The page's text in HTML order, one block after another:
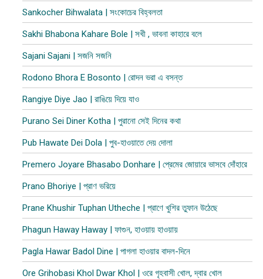
Sankocher Bihwalata | সংকোচের বিহ্বলতা
Sakhi Bhabona Kahare Bole | সখী , ভাবনা কাহারে বলে
Sajani Sajani | সজনি সজনি
Rodono Bhora E Bosonto | রোদন ভরা এ বসন্ত
Rangiye Diye Jao | রাঙিয়ে দিয়ে যাও
Purano Sei Diner Kotha | পুরানো সেই দিনের কথা
Pub Hawate Dei Dola | পুব​-হাওয়াতে দেয় দোলা
Premero Joyare Bhasabo Donhare | প্রেমের জোয়ারে ভাসবে দোঁহারে
Prano Bhoriye | প্রাণ ভরিয়ে
Prane Khushir Tuphan Utheche | প্রাণে খুশির তুফান উঠেছে
Phagun Haway Haway | ফাগুন, হাওয়ায় হাওয়ায়
Pagla Hawar Badol Dine | পাগলা হাওয়ার বাদল-দিনে
Ore Grihobasi Khol Dwar Khol | ওরে গৃহবাসী খোল, দ্বার খোল